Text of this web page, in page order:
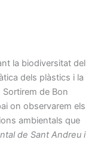
la biodiversitat del
dels plàstics i la
de Bon
on observarem els
ambientals que
de Sant Andreu i